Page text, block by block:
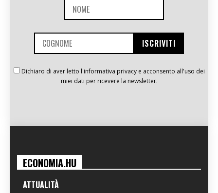
Dichiaro di aver letto l'informativa privacy e acconsento all'uso dei
miei dati per ricevere la newsletter.
ECONOMIA.HU
ATTUALITÀ